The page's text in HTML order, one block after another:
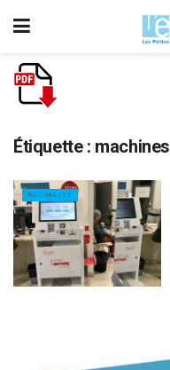
Étiquette : machines
ACTUALITÉ